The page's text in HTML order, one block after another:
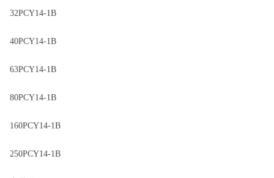
32PCY14-1B
40PCY14-1B
63PCY14-1B
80PCY14-1B
160PCY14-1B
250PCY14-1B